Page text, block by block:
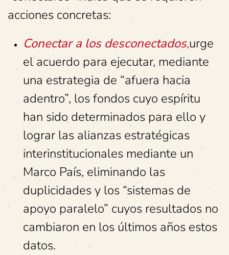
acciones concretas:
Conectar a los desconectados,urge
el acuerdo para ejecutar, mediante
una estrategia de “afuera hacia
adentro”, los fondos cuyo espíritu
han sido determinados para ello y
lograr las alianzas estratégicas
interinstitucionales mediante un
Marco País, eliminando las
duplicidades y los “sistemas de
apoyo paralelo” cuyos resultados no
cambiaron en los últimos años estos
datos.